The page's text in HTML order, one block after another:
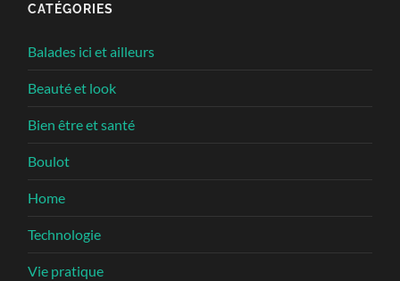
CATÉGORIES
Balades ici et ailleurs
Beauté et look
Bien être et santé
Boulot
Home
Technologie
Vie pratique